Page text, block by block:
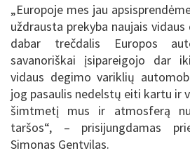
„Europoje mes jau
uždrausta prekyba naujais
dabar trečdalis Europos
savanoriškai įsipareigojo dar
vidaus degimo variklių
jog pasaulis nedelstų eiti kartu ir
šimtmetį mus ir atmosferą
taršos“, – prisijungdamas
Simonas Gentvilas.